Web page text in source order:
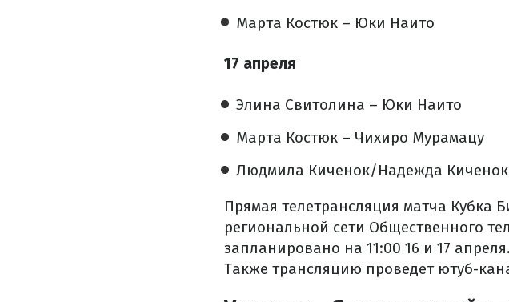
Марта Костюк – Юки Наито
17 апреля
Элина Свитолина – Юки Наито
Марта Костюк – Чихиро Мурамацу
Людмила Киченок/Надежда
Прямая телетрансляция матча Кубка
региональной сети Общественного
запланировано на 11:00 16 и 17 апреля.
Также трансляцию проведет ютуб-